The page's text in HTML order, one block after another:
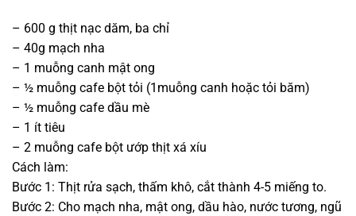
– 600 g thịt nạc dăm, ba chỉ
– 40g mạch nha
– 1 muỗng canh mật ong
– ½ muỗng cafe bột tỏi (1muỗng canh hoặc tỏi băm)
– ½ muỗng cafe dầu mè
– 1 ít tiêu
– 2 muỗng cafe bột ướp thịt xá xíu
Cách làm:
Bước 1: Thịt rửa sạch, thấm khô, cắt thành 4-5 miếng to.
Bước 2: Cho mạch nha, mật ong, dầu hào, nước tương, ngũ